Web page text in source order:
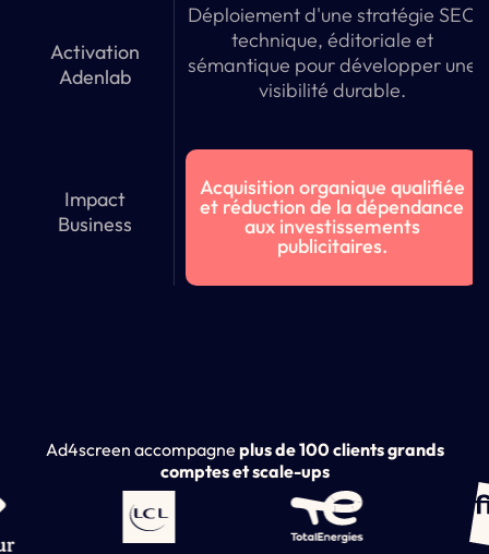
Activation
Adenlab
Déploiement d'une stratégie SEO
technique, éditoriale et
sémantique pour développer une
visibilité durable.
Impact
Business
Acquisition organique qualifiée
et réduction de la dépendance
aux investissements
publicitaires.
Ad4screen accompagne plus de 100 clients grands
comptes et scale-ups